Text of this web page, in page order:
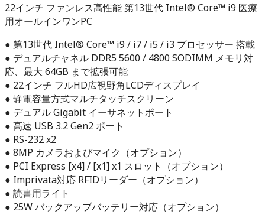
22インチ ファンレス高性能 第13世代 Intel® Core™ i9 医療
用オールインワンPC
● 第13世代 Intel® Core™ i9 / i7 / i5 / i3 プロセッサー 搭載
● デュアルチャネル DDR5 5600 / 4800 SODIMM メモリ対
応、最大 64GB まで拡張可能
● 22インチ フルHD広視野角LCDディスプレイ
● 静電容量方式マルチタッチスクリーン
● デュアル Gigabit イーサネットポート
● 高速 USB 3.2 Gen2 ポート
● RS-232 x2
● 8MP カメラおよびマイク（オプション）
● PCI Express [x4] / [x1] x1 スロット（オプション）
● Imprivata対応 RFIDリーダー（オプション）
● 読書用ライト
● 25W バックアップバッテリー対応（オプション）